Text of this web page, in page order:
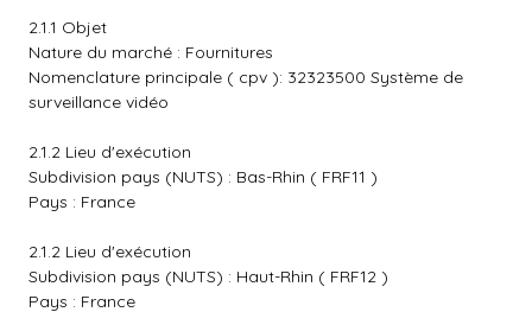
2.1.1 Objet
Nature du marché : Fournitures
Nomenclature principale ( cpv ): 32323500 Système de
surveillance vidéo
2.1.2 Lieu d'exécution
Subdivision pays (NUTS) : Bas-Rhin ( FRF11 )
Pays : France
2.1.2 Lieu d'exécution
Subdivision pays (NUTS) : Haut-Rhin ( FRF12 )
Pays : France